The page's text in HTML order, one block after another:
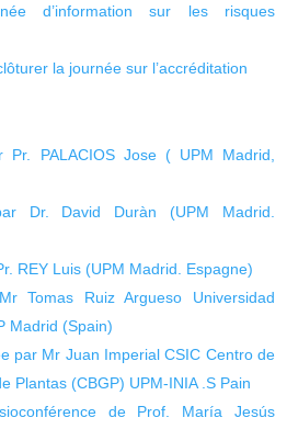
d’information sur les risques
la journée sur l’accréditation
Pr. PALACIOS Jose ( UPM Madrid,
Dr. David Duràn (UPM Madrid.
REY Luis (UPM Madrid. Espagne)
Tomas Ruiz Argueso Universidad
Madrid (Spain)
par Mr Juan Imperial CSIC Centro de
Plantas (CBGP) UPM-INIA .S Pain
de Prof. María Jesús